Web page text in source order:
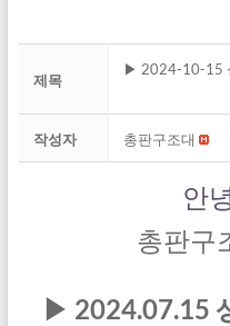
제목
▶ 2024-10-15
작성자 총판구조대
안
총판구
▶ 2024.07.15